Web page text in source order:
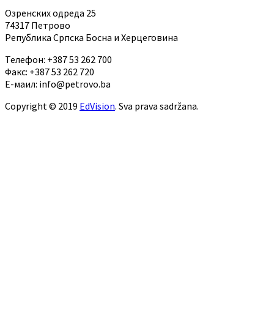
Озренских одреда 25
74317 Петрово
Република Српска Босна и Херцеговина
Телефон: +387 53 262 700
Факс: +387 53 262 720
Е-маил: info@petrovo.ba
Copyright © 2019 EdVision. Sva prava sadržana.